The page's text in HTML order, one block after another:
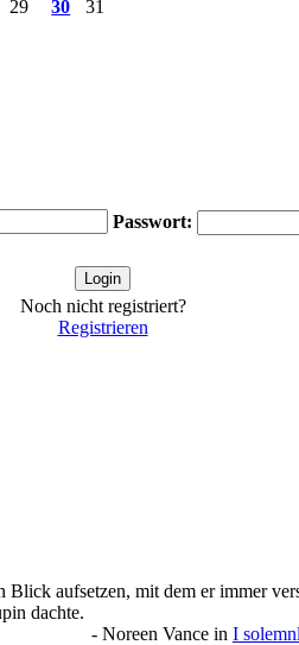
29
30 31
Passwort:
Noch nicht registriert?
Registrieren
aufsetzen, mit dem er immer
dachte.
- Noreen Vance in I